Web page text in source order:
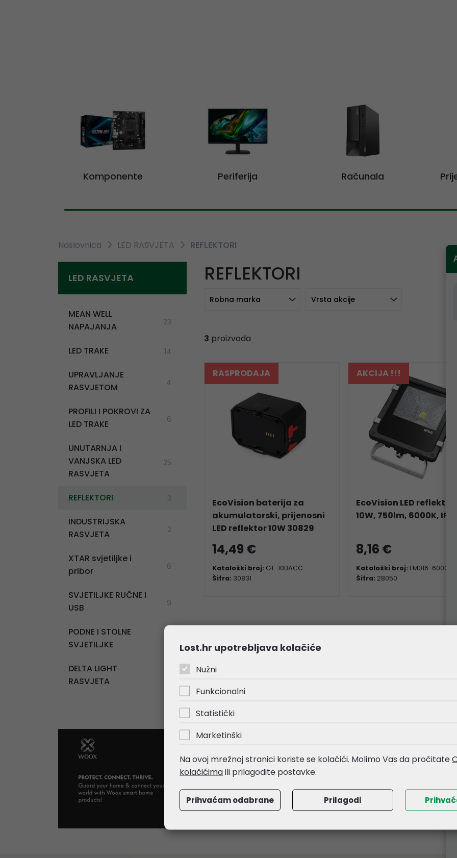
Komponente Periferija Računala
Naslovnica LED RASVJETA REFLEKTORI
LED RASVJETA
MEAN WELL
NAPAJANJA
23
LED TRAKE 14
UPRAVLJANJE
RASVJETOM
4
PROFILI I POKROVI ZA
LED TRAKE
6
UNUTARNJA I
VANJSKA LED
RASVJETA
25
REFLEKTORI 3
INDUSTRIJSKA
RASVJETA
2
XTAR svjetiljke i
pribor
6
SVJETILJKE RUČNE I
USB
9
PODNE I STOLNE
SVJETILJKE
DELTA LIGHT
RASVJETA
REFLEKTORI
Robna marka Vrsta akcije
3 proizvoda
RASPRODAJA
EcoVision baterija za
akumulatorski, prijenosni
LED reflektor 10W 30829
14,49 €
Kataloški broj: GT-10BACC
Šifra: 30831
AKCIJA !!!
EcoVision LED reflektor
10W, 750lm, 6000K, IP65
8,16 €
Kataloški broj: FM016-6000K
Šifra: 28050
Lost.hr upotrebljava kolačiće
Nužni
Funkcionalni
Statistički
Marketinški
Na ovoj mrežnoj stranici koriste se kolačići. Molimo Vas da pročitate
kolačićimaili prilagodite postavke.
Prihvaćam odabrane Prilagodi